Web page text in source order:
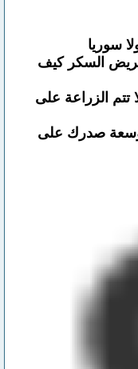
سوريا
السكر كيف
الزراعة على
صدرك على